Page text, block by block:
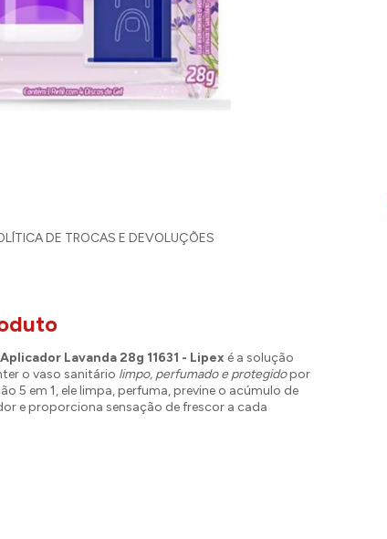
DE TROCAS E DEVOLUÇÕES
Lavanda 28g 11631 - Lipex é a solução
o vaso sanitário limpo, perfumado e protegidopor
5 em 1, ele limpa, perfuma, previne o acúmulo de
e proporciona sensação de frescor a cada